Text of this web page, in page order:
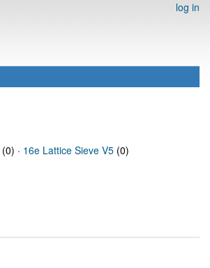
log in
(0) · 16e Lattice Sieve V5 (0)